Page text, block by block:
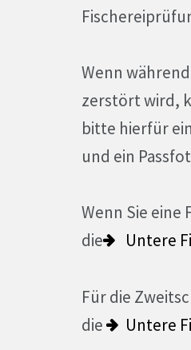
Wenn
zerstört wird,
bitte hierfür
und ein
Wenn Sie
die
Untere
Für die
die
Untere